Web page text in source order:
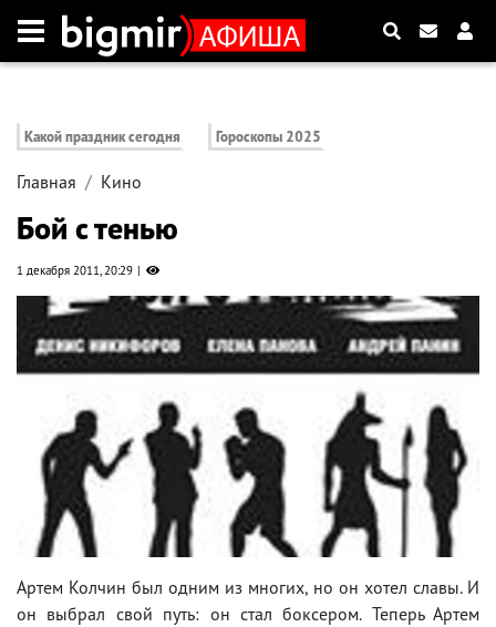
Какой праздник сегодня Гороскопы 2025
Главная Кино
Бой с тенью
1 декабря 2011, 20:29
Артем Колчин был одним из многих, но он хотел славы. И
он выбрал свой путь: он стал боксером. Теперь Артем